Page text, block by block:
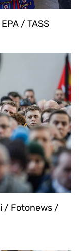
/ TASS
/ Fotonews /